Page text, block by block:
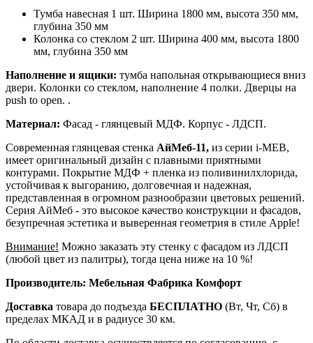
Тумба навесная 1 шт. Ширина 1800 мм, высота 350 мм,
глубина 350 мм
Колонка со стеклом 2 шт. Ширина 400 мм, высота 1800
мм, глубина 350 мм
Наполнение и ящики: тумба напольная открывающиеся вниз
двери. Колонки со стеклом, наполнение 4 полки. Дверцы на
push to open. .
Материал: Фасад - глянцевый МДФ. Корпус - ЛДСП.
Современная глянцевая стенка АйМеб-11, из серии i-MEB,
имеет оригинальный дизайн с плавными приятными
контурами. Покрытие МДФ + пленка из поливинилхлорида,
устойчивая к выгоранию, долговечная и надежная,
представленная в огромном разнообразии цветовых решений.
Серия АйМеб - это высокое качество конструкции и фасадов,
безупречная эстетика и выверенная геометрия в стиле Apple!
Внимание! Можно заказать эту стенку с фасадом из ЛДСП
(любой цвет из палитры), тогда цена ниже на 10 %!
Производитель: Мебельная Фабрика Комфорт
Доставка товара до подъезда БЕСПЛАТНО (Вт, Чт, Сб) в
пределах МКАД и в радиусе 30 км.